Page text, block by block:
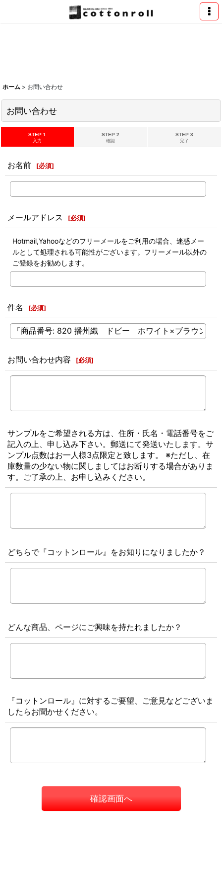
ホーム > お問い合わせ
お問い合わせ
STEP 1
入力
STEP 2
確認
STEP 3
完了
お名前 [必須]
メールアドレス [必須]
Hotmail,Yahooなどのフリーメールをご利用の場合、迷惑メー
ルとして処理される可能性がございます。フリーメール以外の
ご登録をお勧めします。
件名 [必須]
お問い合わせ内容 [必須]
サンプルをご希望される方は、住所・氏名・電話番号をご
記入の上、申し込み下さい。郵送にて発送いたします。サ
ンプル点数はお一人様3点限定と致します。 ※ただし、在
庫数量の少ない物に関しましてはお断りする場合がありま
す。ご了承の上、お申し込みください。
どちらで『コットンロール』をお知りになりましたか？
どんな商品、ページにご興味を持たれましたか？
『コットンロール』に対するご要望、ご意見などございま
したらお聞かせください。
確認画面へ